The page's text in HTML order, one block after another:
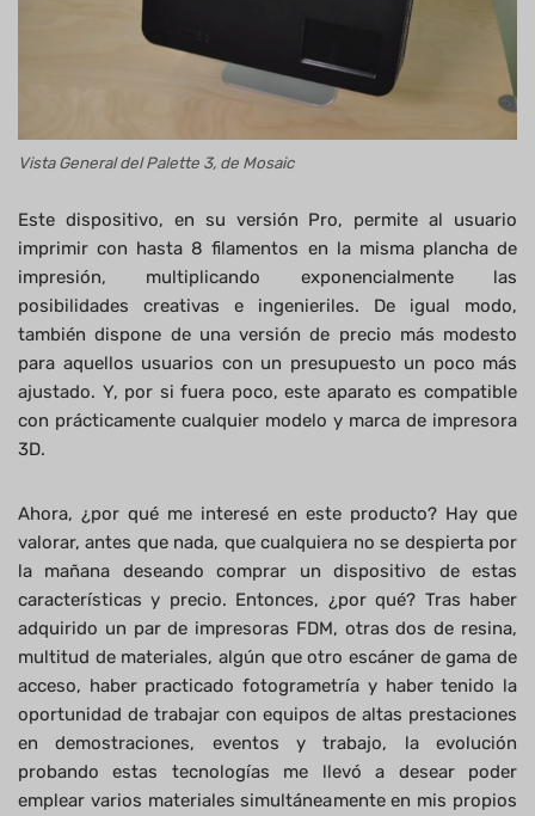
Vista General del Palette 3, de Mosaic
Este dispositivo, en su versión Pro, permite al usuario
imprimir con hasta 8 filamentos en la misma plancha de
impresión, multiplicando exponencialmente las
posibilidades creativas e ingenieriles. De igual modo,
también dispone de una versión de precio más modesto
para aquellos usuarios con un presupuesto un poco más
ajustado. Y, por si fuera poco, este aparato es compatible
con prácticamente cualquier modelo y marca de impresora
3D.
Ahora, ¿por qué me interesé en este producto? Hay que
valorar, antes que nada, que cualquiera no se despierta por
la mañana deseando comprar un dispositivo de estas
características y precio. Entonces, ¿por qué? Tras haber
adquirido un par de impresoras FDM, otras dos de resina,
multitud de materiales, algún que otro escáner de gama de
acceso, haber practicado fotogrametría y haber tenido la
oportunidad de trabajar con equipos de altas prestaciones
en demostraciones, eventos y trabajo, la evolución
probando estas tecnologías me llevó a desear poder
emplear varios materiales simultáneamente en mis propios